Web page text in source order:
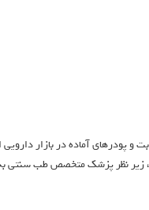
پودرهای آماده در بازار دارویی
زیر نظر پزشک متخصص طب سنتی